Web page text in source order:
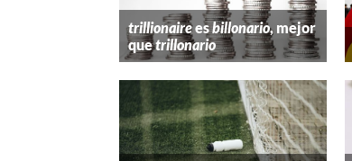
trillionaireesbillonario, mejor
quetrillonario